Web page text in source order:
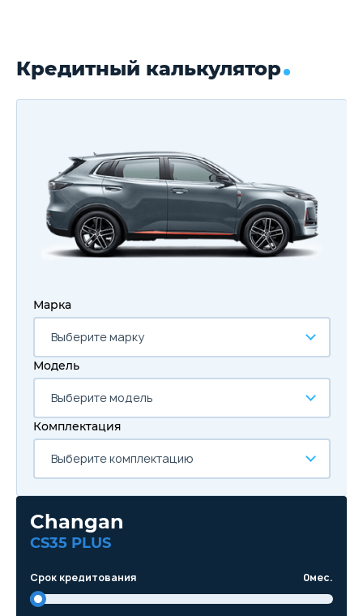
Кредитный калькулятор
Марка
Выберите марку
Модель
Выберите модель
Комплектация
Выберите комплектацию
Changan
CS35 PLUS
Срок кредитования 0мес.